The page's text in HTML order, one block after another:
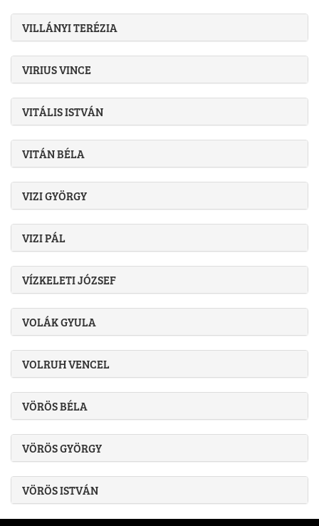
VILLÁNYI TERÉZIA
VIRIUS VINCE
VITÁLIS ISTVÁN
VITÁN BÉLA
VIZI GYÖRGY
VIZI PÁL
VÍZKELETI JÓZSEF
VOLÁK GYULA
VOLRUH VENCEL
VÖRÖS BÉLA
VÖRÖS GYÖRGY
VÖRÖS ISTVÁN